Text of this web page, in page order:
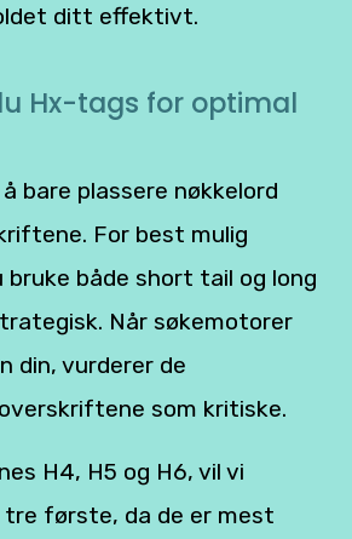
ditt effektivt.
Hx-tags for optimal
bare plassere nøkkelord
For best mulig
både short tail og long
Når søkemotorer
din, vurderer de
som kritiske.
H4, H5 og H6, vil vi
tre første, da de er mest